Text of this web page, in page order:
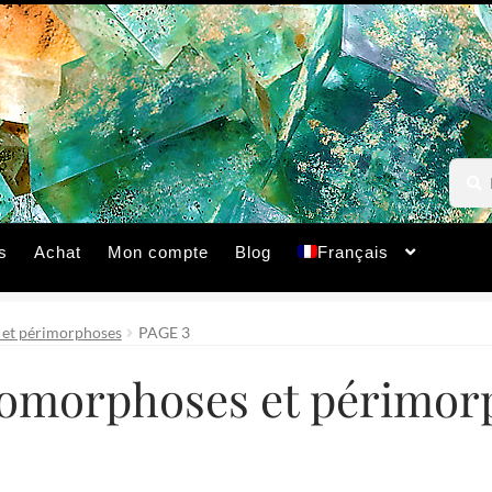
pour :
Achat Mon compte Blog Français
périmorphoses PAGE 3
et